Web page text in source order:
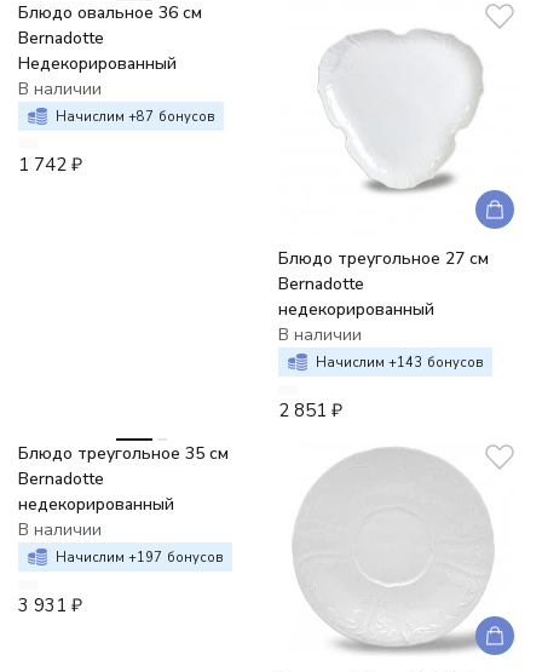
Блюдо овальное 36 см
Bernadotte
Недекорированный
В наличии
Начислим +87 бонусов
1 742 ₽
Блюдо треугольное 27 см
Bernadotte
недекорированный
В наличии
Начислим +143 бонусов
2 851 ₽
Блюдо треугольное 35 см
Bernadotte
недекорированный
В наличии
Начислим +197 бонусов
3 931 ₽